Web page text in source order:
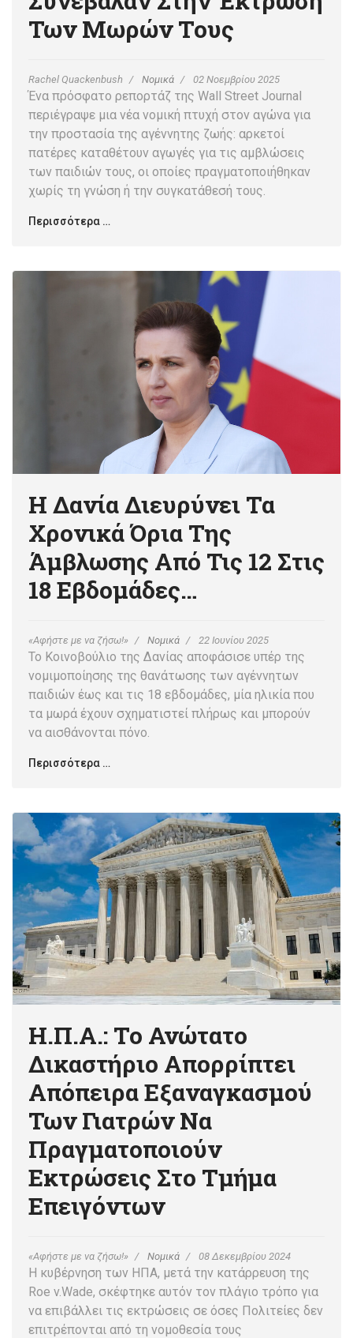
Των Μωρών Τους
Rachel Quackenbush Νομικά 02 Νοεμβρίου 2025
Ένα πρόσφατο ρεπορτάζ της Wall Street Journal
περιέγραψε μια νέα νομική πτυχή στον αγώνα για
την προστασία της αγέννητης ζωής: αρκετοί
πατέρες καταθέτουν αγωγές για τις αμβλώσεις
των παιδιών τους, οι οποίες πραγματοποιήθηκαν
χωρίς τη γνώση ή την συγκατάθεσή τους.
Περισσότερα …
Η Δανία Διευρύνει Τα
Χρονικά Όρια Της
Άμβλωσης Από Τις 12 Στις
18 Εβδομάδες…
«Αφήστε με να ζήσω!» Νομικά 22 Ιουνίου 2025
Το Κοινοβούλιο της Δανίας αποφάσισε υπέρ της
νομιμοποίησης της θανάτωσης των αγέννητων
παιδιών έως και τις 18 εβδομάδες, μία ηλικία που
τα μωρά έχουν σχηματιστεί πλήρως και μπορούν
να αισθάνονται πόνο.
Περισσότερα …
Η.Π.Α.: Το Ανώτατο
Δικαστήριο Απορρίπτει
Απόπειρα Εξαναγκασμού
Των Γιατρών Να
Πραγματοποιούν
Εκτρώσεις Στο Τμήμα
Επειγόντων
«Αφήστε με να ζήσω!» Νομικά 08 Δεκεμβρίου 2024
Η κυβέρνηση των ΗΠΑ, μετά την κατάρρευση της
Roe v.Wade, σκέφτηκε αυτόν τον πλάγιο τρόπο για
να επιβάλλει τις εκτρώσεις σε όσες Πολιτείες δεν
επιτρέπονται από τη νομοθεσία τους